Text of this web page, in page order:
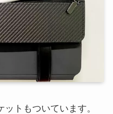
トもついています。